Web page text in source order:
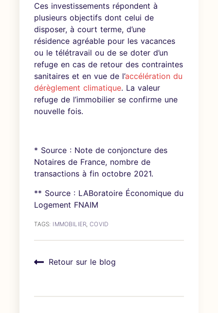
Ces investissements répondent à
plusieurs objectifs dont celui de
disposer, à court terme, d’une
résidence agréable pour les vacances
ou le télétravail ou de se doter d’un
refuge en cas de retour des contraintes
sanitaires et en vue de l’accélération du
dérèglement climatique. La valeur
refuge de l’immobilier se confirme une
nouvelle fois.
* Source : Note de conjoncture des
Notaires de France, nombre de
transactions à fin octobre 2021.
** Source : LABoratoire Économique du
Logement FNAIM
TAGS: IMMOBILIER,COVID
Retour sur le blog